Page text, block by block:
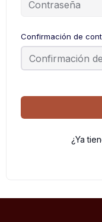
Confirmación de
¿Ya